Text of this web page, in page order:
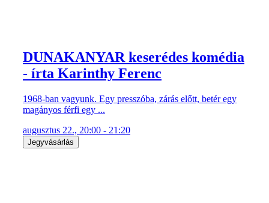
DUNAKANYAR keserédes komédia
- írta Karinthy Ferenc
1968-ban vagyunk. Egy presszóba, zárás előtt, betér egy
magányos férfi egy ...
augusztus 22., 20:00 - 21:20
Jegyvásárlás